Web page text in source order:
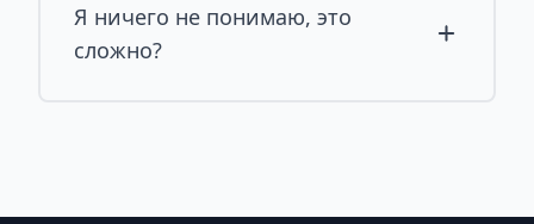
Я ничего не понимаю, это
сложно?